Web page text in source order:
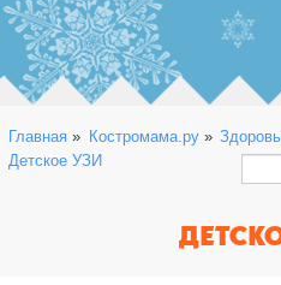
Главная » Костромама.ру»
Детское УЗИ